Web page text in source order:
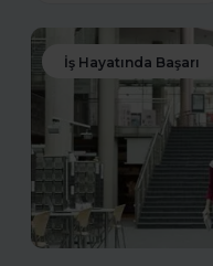
İş Hayatında Başarı